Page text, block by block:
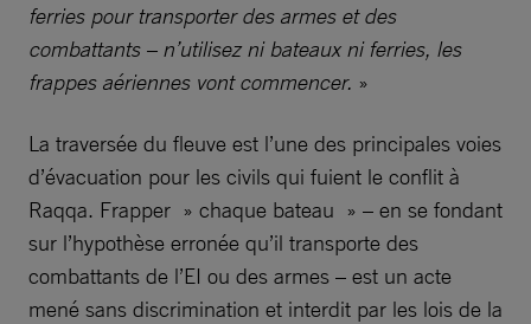
ferries pour transporter des armes et des
combattants – n’utilisez ni bateaux ni ferries, les
frappes aériennes vont commencer. »
La traversée du fleuve est l’une des principales voies
d’évacuation pour les civils qui fuient le conflit à
Raqqa. Frapper » chaque bateau » – en se fondant
sur l’hypothèse erronée qu’il transporte des
combattants de l’EI ou des armes – est un acte
mené sans discrimination et interdit par les lois de la